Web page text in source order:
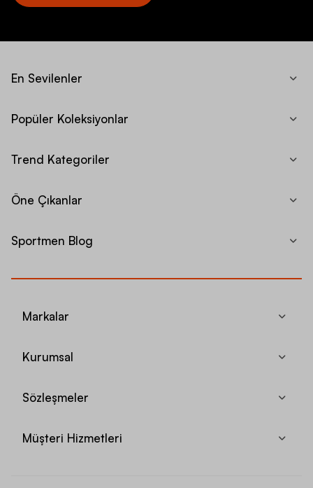
En Sevilenler
Popüler Koleksiyonlar
Trend Kategoriler
Öne Çıkanlar
Sportmen Blog
Markalar
Kurumsal
Sözleşmeler
Müşteri Hizmetleri